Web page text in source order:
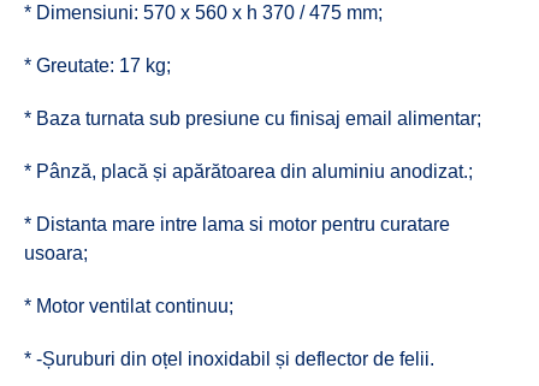
* Dimensiuni: 570 x 560 x h 370 / 475 mm;
* Greutate: 17 kg;
* Baza turnata sub presiune cu finisaj email alimentar;
* Pânză, placă și apărătoarea din aluminiu anodizat.;
* Distanta mare intre lama si motor pentru curatare
usoara;
* Motor ventilat continuu;
* -Șuruburi din oțel inoxidabil și deflector de felii.